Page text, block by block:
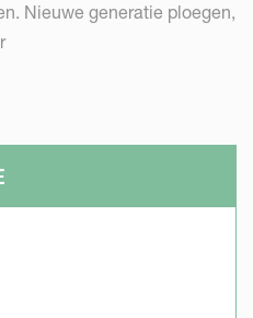
Nieuwe generatie ploegen,